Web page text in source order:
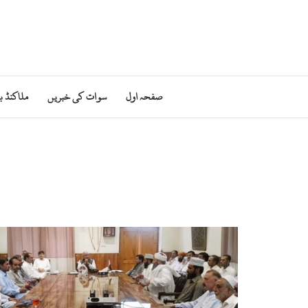
صفحہ اول سوات کی خبریں